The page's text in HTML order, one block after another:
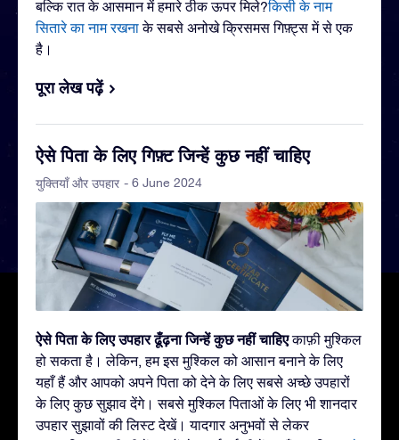
बल्कि रात के आसमान में हमारे ठीक ऊपर मिले?किसी के नाम
सितारे का नाम रखनाके सबसे अनोखे क्रिसमस गिफ़्ट्स में से एक
है।
पूरा लेख पढ़ें
ऐसे पिता के लिए गिफ़्ट जिन्हें कुछ नहीं चाहिए
युक्तियाँ और उपहार - 6 June 2024
ऐसे पिता के लिए उपहार ढूँढ़ना जिन्हें कुछ नहीं चाहिएकाफ़ी मुश्किल
हो सकता है। लेकिन, हम इस मुश्किल को आसान बनाने के लिए
यहाँ हैं और आपको अपने पिता को देने के लिए सबसे अच्छे उपहारों
के लिए कुछ सुझाव देंगे। सबसे मुश्किल पिताओं के लिए भी शानदार
उपहार सुझावों की लिस्ट देखें। यादगार अनुभवों से लेकर